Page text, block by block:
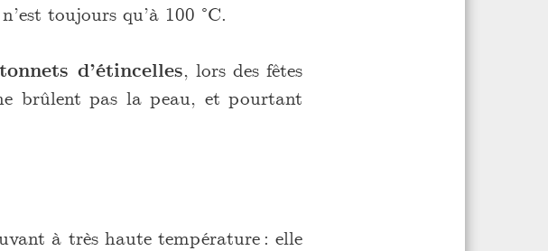
toujours qu’à 100 °C.
d’étincelles, lors des fêtes
brûlent pas la peau, et pourtant
à très haute température : elle